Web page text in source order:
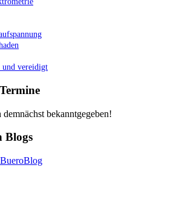
vereidigt
bekanntgegeben!
Blogs